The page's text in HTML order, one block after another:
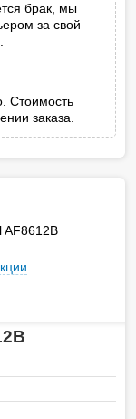
брак, мы
за свой
Стоимость
заказа.
AF8612B